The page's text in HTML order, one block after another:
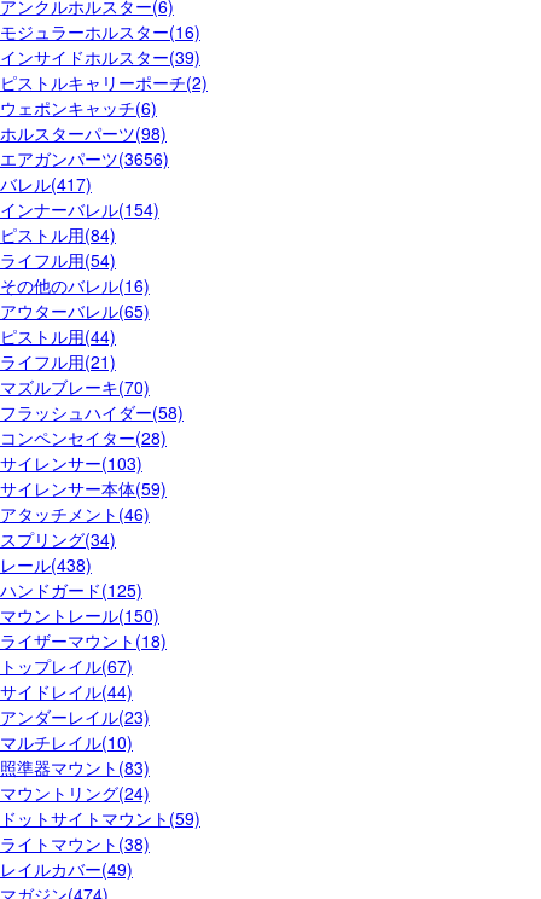
アンクルホルスター(6)
モジュラーホルスター(16)
インサイドホルスター(39)
ピストルキャリーポーチ(2)
ウェポンキャッチ(6)
ホルスターパーツ(98)
エアガンパーツ(3656)
バレル(417)
インナーバレル(154)
ピストル用(84)
ライフル用(54)
その他のバレル(16)
アウターバレル(65)
ピストル用(44)
ライフル用(21)
マズルブレーキ(70)
フラッシュハイダー(58)
コンペンセイター(28)
サイレンサー(103)
サイレンサー本体(59)
アタッチメント(46)
スプリング(34)
レール(438)
ハンドガード(125)
マウントレール(150)
ライザーマウント(18)
トップレイル(67)
サイドレイル(44)
アンダーレイル(23)
マルチレイル(10)
照準器マウント(83)
マウントリング(24)
ドットサイトマウント(59)
ライトマウント(38)
レイルカバー(49)
マガジン(474)